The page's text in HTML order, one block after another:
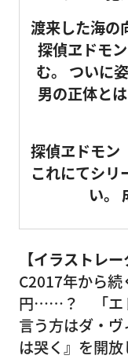
渡来した海の
探偵ヱドモ
む。
ついに
男の正体と
探偵ヱドモン
これにてシリ
い。
【イラストレー
C2017年から
円……？ 「エ
言う方はダ・
は哭く』を開放